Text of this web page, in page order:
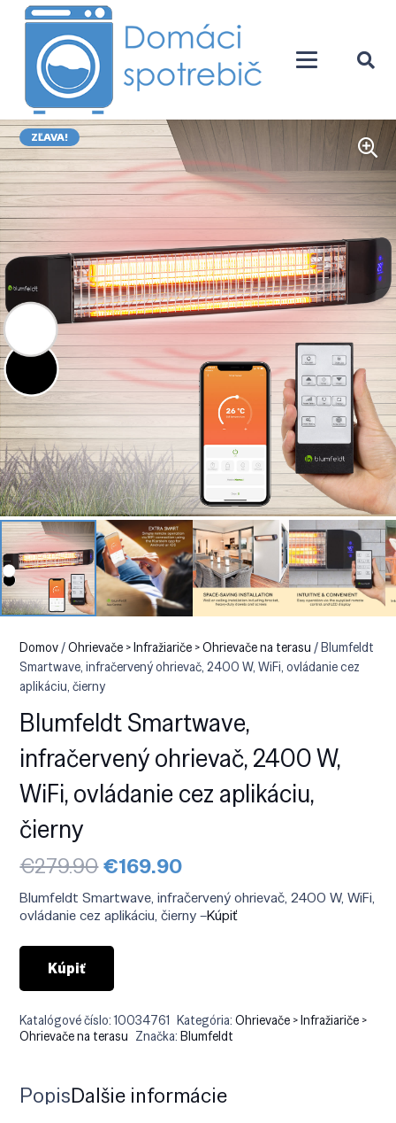
ZĽAVA!
Domov/Ohrievače > Infražiariče > Ohrievače na terasu / Blumfeldt
Smartwave, infračervený ohrievač, 2400 W, WiFi, ovládanie cez
aplikáciu, čierny
Blumfeldt Smartwave,
infračervený ohrievač, 2400 W,
WiFi, ovládanie cez aplikáciu,
čierny
€279.90Pôvodná
cena
bola:
€279.90.
€169.90Aktuálna
je:
€169.90.
Blumfeldt Smartwave, infračervený ohrievač, 2400 W, WiFi,
ovládanie cez aplikáciu, čierny –Kúpiť
Kúpiť
Katalógové číslo:10034761 Kategória:Ohrievače > Infražiariče >
Ohrievače na terasu Značka:Blumfeldt
PopisĎalšie informácie